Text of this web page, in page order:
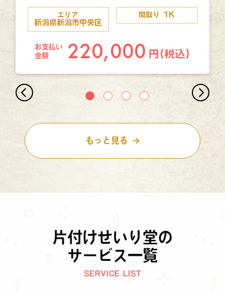
エリア
新潟県新潟市中央区
間取り 1K
お支払い
金額
220,000 円(税込)
もっと見る
片付けせいり堂の
サービス一覧
SERVICE LIST